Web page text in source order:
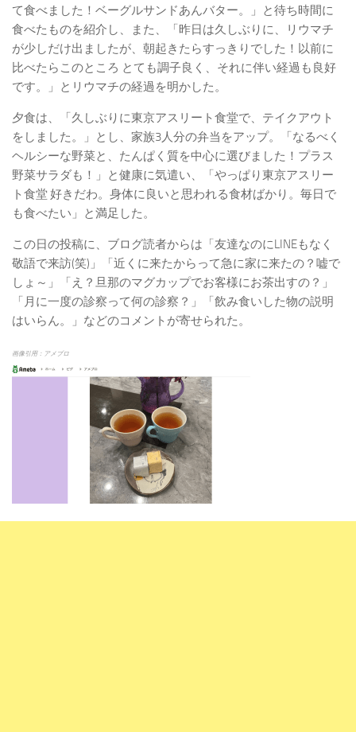
て食べました！ベーグルサンドあんバター。」と待ち時間に
食べたものを紹介し、また、「昨日は久しぶりに、リウマチ
が少しだけ出ましたが、朝起きたらすっきりでした！以前に
比べたらこのところ とても調子良く、それに伴い経過も良好
です。」とリウマチの経過を明かした。
夕食は、「久しぶりに東京アスリート食堂で、テイクアウト
をしました。」とし、家族3人分の弁当をアップ。「なるべく
ヘルシーな野菜と、たんぱく質を中心に選びました！プラス
野菜サラダも！」と健康に気遣い、「やっぱり東京アスリー
ト食堂 好きだわ。身体に良いと思われる食材ばかり。毎日で
も食べたい」と満足した。
この日の投稿に、ブログ読者からは「友達なのにLINEもなく
敬語で来訪(笑)」「近くに来たからって急に家に来たの？嘘で
しょ～」「え？旦那のマグカップでお客様にお茶出すの？」
「月に一度の診察って何の診察？」「飲み食いした物の説明
はいらん。」などのコメントが寄せられた。
画像引用：アメブロ